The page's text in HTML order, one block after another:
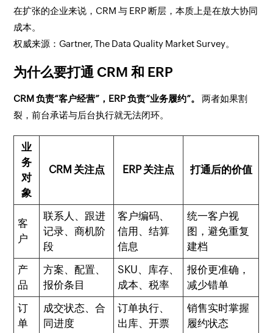
在扩张的企业来说，CRM 与 ERP 断层，本质上是在放大协同
成本。
权威来源：Gartner,The Data Quality Market Survey。
为什么要打通 CRM 和 ERP
CRM 负责“客户经营”，ERP 负责“业务履约”。
两者如果割
裂，前台承诺与后台执行就无法闭环。
业
务
对
象
CRM 关注点 ERP 关注点 打通后的价值
客
户
联系人、跟进
记录、商机阶
段
客户编码、
信用、结算
信息
统一客户视
图，避免重复
建档
产
品
方案、配置、
报价条目
SKU、库存、
成本、税率
报价更准确，
减少错单
订
单
成交状态、合
同进度
订单执行、
出库、开票
销售实时掌握
履约状态